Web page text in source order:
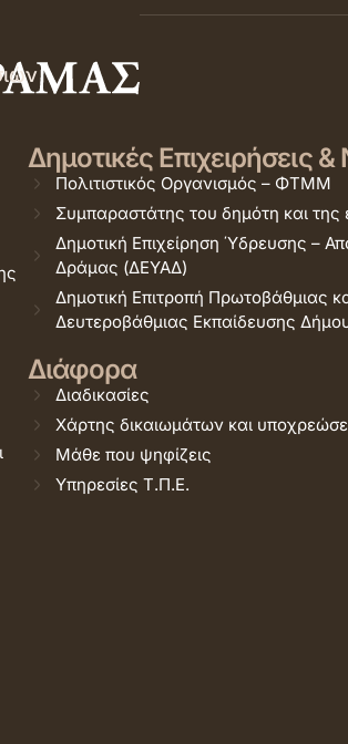
Δημοτικές Επιχειρήσεις
Πολιτιστικός Οργανισμός – ΦΤΜΜ
Συμπαραστάτης του δημότη και της
Δημοτική Επιχείρηση Ύδρευσης –
Δράμας (ΔΕΥΑΔ)
Δημοτική Επιτροπή Πρωτοβάθμιας
Δευτεροβάθμιας Εκπαίδευσης
Διάφορα
Διαδικασίες
Χάρτης δικαιωμάτων και
Μάθε που ψηφίζεις
Υπηρεσίες Τ.Π.Ε.